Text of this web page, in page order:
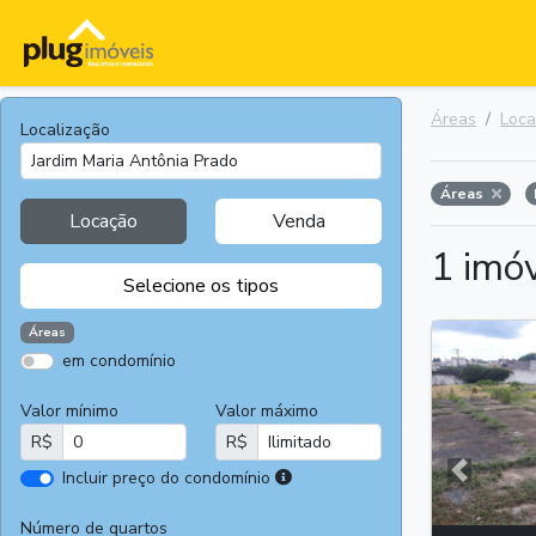
Localização
Locação Venda
Selecione os tipos
Casas
Casas
Comerciais
Salas
Chácaras e
Áreas
em condomínio
Valor mínimo
R$
Valor máximo
R$
Incluir preço do condomínio
I
Número de quartos
Áreas
Áreas
1
Anterior